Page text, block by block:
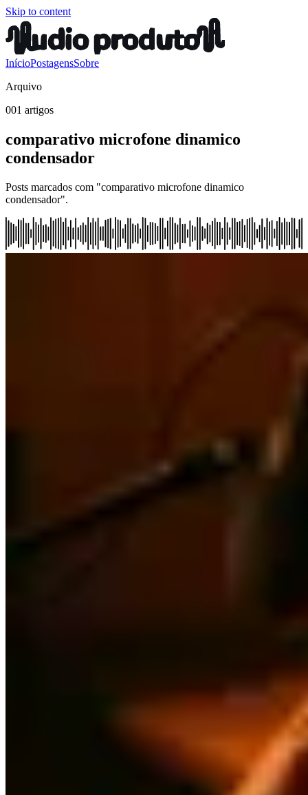
Skip to content
InícioPostagensSobre
Arquivo
001 artigos
comparativo microfone dinamico
condensador
Posts marcados com "comparativo microfone dinamico
condensador".